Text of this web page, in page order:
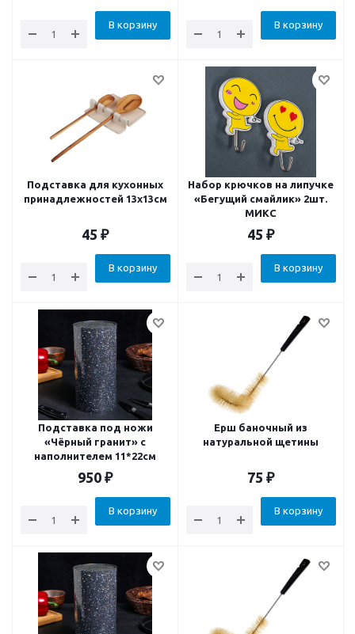
В корзину В корзину
Подставка для кухонных
принадлежностей 13х13см
45 ₽
В корзину
Набор крючков на липучке
«Бегущий смайлик» 2шт.
МИКС
45 ₽
В корзину
Подставка под ножи
«Чёрный гранит» с
наполнителем 11*22см
950 ₽
В корзину
Ерш баночный из
натуральной щетины
75 ₽
В корзину